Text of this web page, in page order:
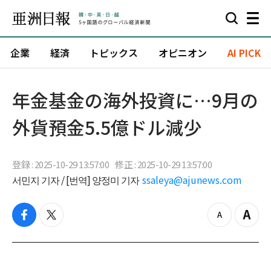
企業 経済 トピックス オピニオン AI PICK
年金基金の海外投資に…9月の
外貨預金5.5億ドル減少
登録 : 2025-10-29 13:57:00 修正 : 2025-10-29 13:57:00
서민지 기자 / [번역] 양정미 기자 ssaleya@ajunews.com
f
c
t
i
z
o
Z
o